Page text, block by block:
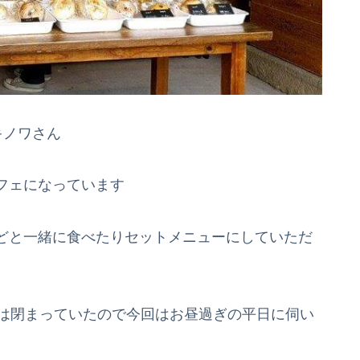
ワさん
ェになっています
一緒に食べたりセットメニューにしていただ
閉まっていたので今回はお昼過ぎの平日に伺い